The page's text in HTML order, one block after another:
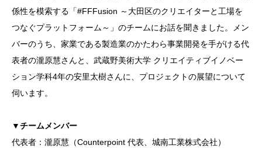
係性を模索する「#FFFusion ～大田区のクリエイターと工場を
つなぐプラットフォーム～」のチームにお話を聞きました。メン
バーのうち、家業である製造業のかたわら事業開発を手がける代
表者の瀧原慧さんと、武蔵野美術大学 クリエイティブイノベー
ション学科4年の安里太樹さんに、プロジェクトの展望について
伺います。
▼チームメンバー
代表者：瀧原慧（Counterpoint 代表、城南工業株式会社）